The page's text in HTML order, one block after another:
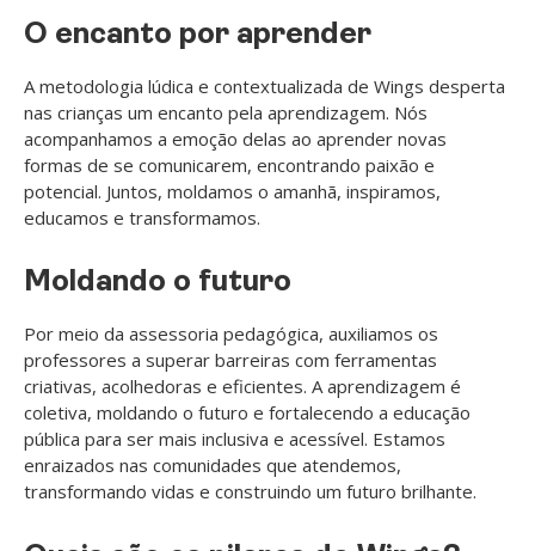
O encanto por aprender
A metodologia lúdica e contextualizada de Wings desperta
nas crianças um encanto pela aprendizagem. Nós
acompanhamos a emoção delas ao aprender novas
formas de se comunicarem, encontrando paixão e
potencial. Juntos, moldamos o amanhã, inspiramos,
educamos e transformamos.
Moldando o futuro
Por meio da assessoria pedagógica, auxiliamos os
professores a superar barreiras com ferramentas
criativas, acolhedoras e eficientes. A aprendizagem é
coletiva, moldando o futuro e fortalecendo a educação
pública para ser mais inclusiva e acessível. Estamos
enraizados nas comunidades que atendemos,
transformando vidas e construindo um futuro brilhante.